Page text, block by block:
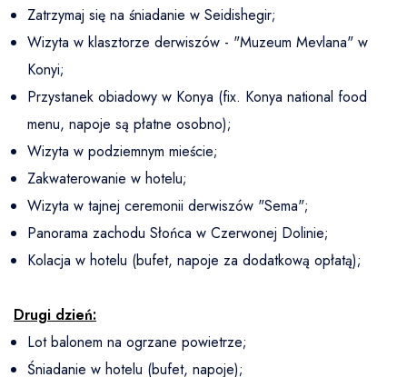
Zatrzymaj się na śniadanie w Seidishegir;
Wizyta w klasztorze derwiszów - "Muzeum Mevlana" w
Konyi;
Przystanek obiadowy w Konya (fix. Konya national food
menu, napoje są płatne osobno);
Wizyta w podziemnym mieście;
Zakwaterowanie w hotelu;
Wizyta w tajnej ceremonii derwiszów "Sema";
Panorama zachodu Słońca w Czerwonej Dolinie;
Kolacja w hotelu (bufet, napoje za dodatkową opłatą);
Drugi dzień:
Lot balonem na ogrzane powietrze;
Śniadanie w hotelu (bufet, napoje);